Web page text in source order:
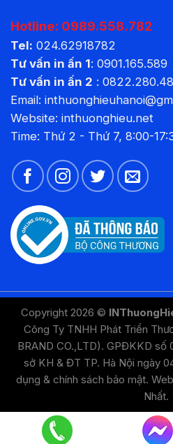
Hotline: 0989.558.782
Tel: 024.62918782
Tư vấn in ấn 1: 0901.165.589
Tư vấn in ấn 2 :
Email:
Website: inthuonghieu.net
Time: Thứ 2 - Thứ 7, 8:00-
Copyright 2026 ©
Công Ty TNHH Phát Triển
BRAND CO.,LTD). GPĐKKD
sở KH & ĐT TP. Hà Nội ngày
dụng & chính sách bảo mật.
Nhất.